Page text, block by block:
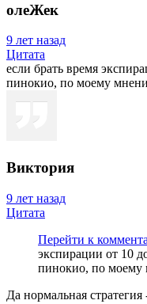
олеЖек
9 лет назад
Цитата
если брать время
пинокио, по моему
Виктория
9 лет назад
Цитата
Перейти к
экспирации от 10
пинокио, по моему
Да нормальная стратегия